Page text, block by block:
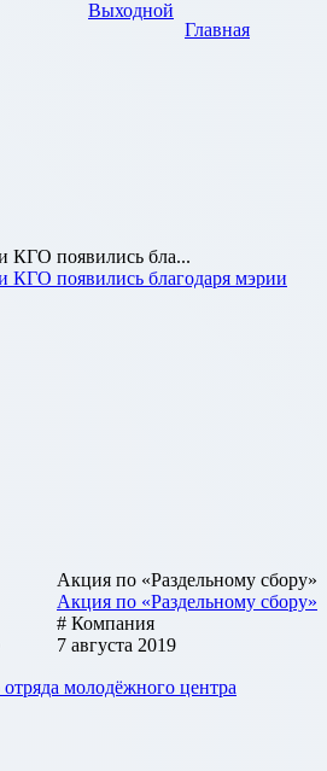
Выходной
Главная
КГО появились бла...
появились благодаря мэрии
Акция по «Раздельному сбору»
Акция по «Раздельному сбору»
# Компания
7 августа 2019
молодёжного центра